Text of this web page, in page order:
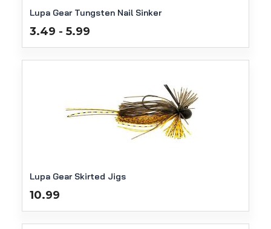
Lupa Gear Tungsten Nail Sinker
3.49 - 5.99
tot
Lupa Gear Skirted Jigs
10.99